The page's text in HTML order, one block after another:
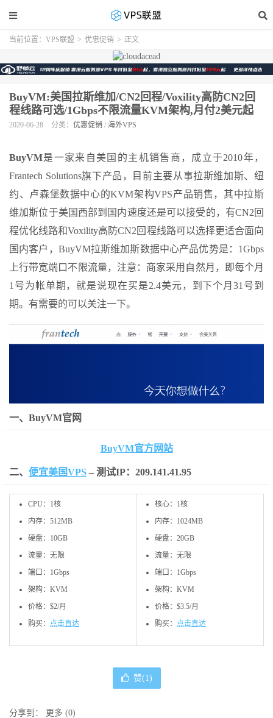
当前位置： VPS联盟 > 优惠促销 > 正文
BuyVM:美国拉斯维加/CN2回程/Voxility高防CN2回
程线路可选/1Gbps不限流量KVM架构,月付2美元起
2020-06-28 分类： 优惠促销 / 海外VPS
BuyVM是一家来自美国的主机销售商，成立于2010年，
Frantech Solutions旗下产品，目前主要从事拉斯维加斯、纽
约、卢森堡数据中心的KVM架构VPS产品销售，其中拉斯
维加斯位于美国西部到国内速度还是可以接受的，有CN2回
程优化线路和Voxility高防CN2回程线路可以选择更适合面向
国内客户，BuyVM拉斯维加斯数据中心产品优势是：1Gbps
上行带宽端口不限流量，注意：商家采用自然月，即每个月
1号为帐单期，就是说现在买是2.4美元，到下个月31号到
期。有需要的可以关注一下。
一、BuyVM官网
BuyVM官方网站
二、 便宜美国VPS – 测试IP： 209.141.41.95
CPU：1核
内存：512MB
硬盘：10GB
流量：无限
端口：1Gbps
架构：KVM
价格：$2/月
购买： 点击直达
核心：1核
内存：1024MB
硬盘：20GB
流量：无限
端口：1Gbps
架构：KVM
价格：$3.5/月
购买： 点击直达
赞(1)
分享到： 更多 (0)